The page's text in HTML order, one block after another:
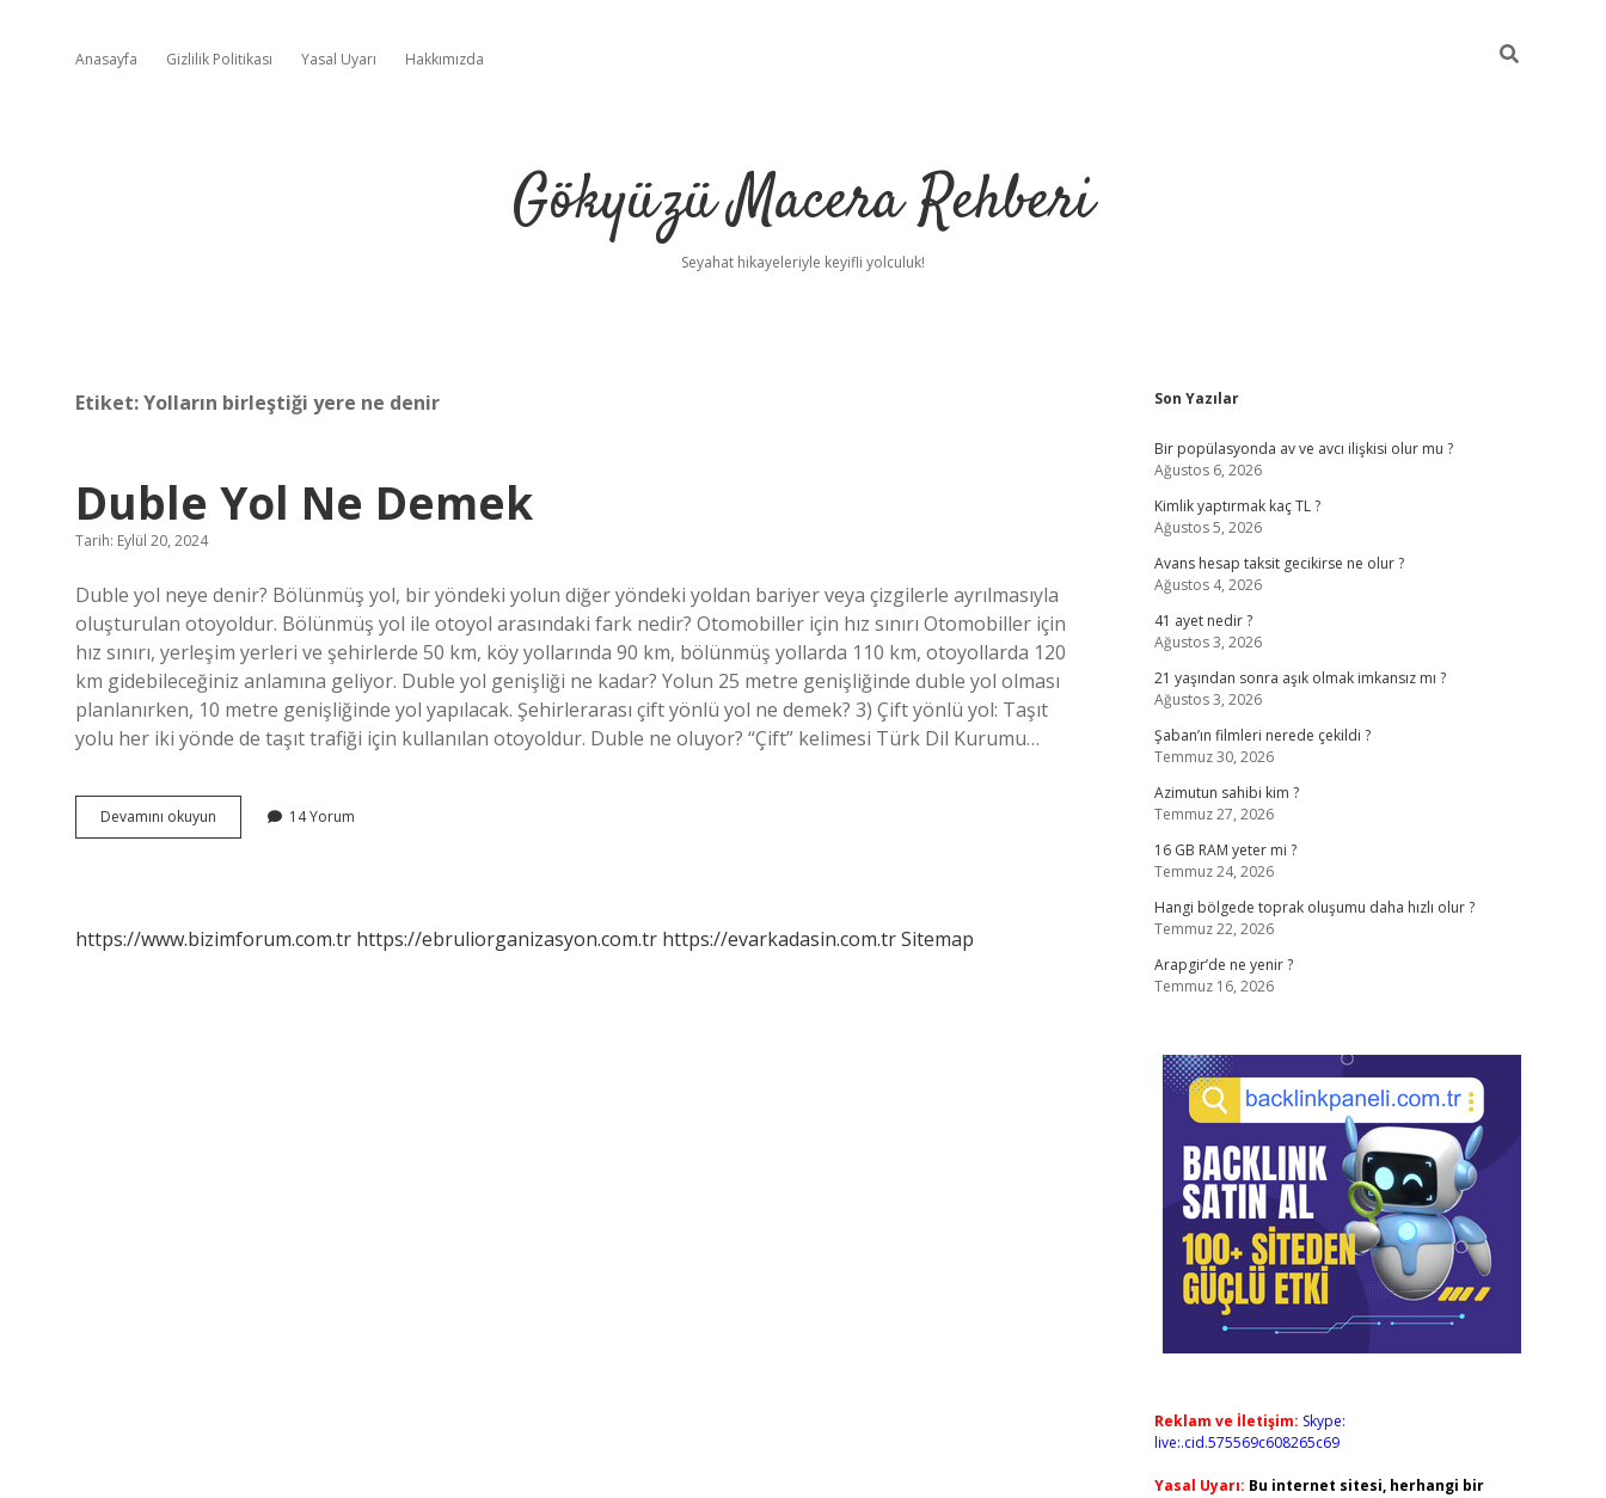
Anasayfa Gizlilik Politikası Yasal Uyarı Hakkımızda
Gökyüzü Macera Rehberi
Seyahat hikayeleriyle keyifli yolculuk!
Etiket:Yolların birleştiği yere ne denir
Duble Yol Ne Demek
Tarih: Eylül 20, 2024
Duble yol neye denir? Bölünmüş yol, bir yöndeki yolun diğer yöndeki yoldan bariyer veya çizgilerle ayrılmasıyla
oluşturulan otoyoldur. Bölünmüş yol ile otoyol arasındaki fark nedir? Otomobiller için hız sınırı Otomobiller için
hız sınırı, yerleşim yerleri ve şehirlerde 50 km, köy yollarında 90 km, bölünmüş yollarda 110 km, otoyollarda 120
km gidebileceğiniz anlamına geliyor. Duble yol genişliği ne kadar? Yolun 25 metre genişliğinde duble yol olması
planlanırken, 10 metre genişliğinde yol yapılacak. Şehirlerarası çift yönlü yol ne demek? 3) Çift yönlü yol: Taşıt
yolu her iki yönde de taşıt trafiği için kullanılan otoyoldur. Duble ne oluyor? “Çift” kelimesi Türk Dil Kurumu…
Devamını okuyun
Yol
14 Yorum
https://www.bizimforum.com.tr https://ebruliorganizasyon.com.tr https://evarkadasin.com.trSitemap
Sidebar
Son Yazılar
Bir popülasyonda av ve avcı ilişkisi olur mu ?
Ağustos 6, 2026
Kimlik yaptırmak kaç TL ?
Ağustos 5, 2026
Avans hesap taksit gecikirse ne olur ?
Ağustos 4, 2026
41 ayet nedir ?
Ağustos 3, 2026
21 yaşından sonra aşık olmak imkansız mı ?
Ağustos 3, 2026
Şaban’ın filmleri nerede çekildi ?
Temmuz 30, 2026
Azimutun sahibi kim ?
Temmuz 27, 2026
16 GB RAM yeter mi ?
Temmuz 24, 2026
Hangi bölgede toprak oluşumu daha hızlı olur ?
Temmuz 22, 2026
Arapgir’de ne yenir ?
Temmuz 16, 2026
Reklam ve İletişim: Skype:
live:.cid.575569c608265c69
Yasal Uyarı: Bu internet sitesi, herhangi bir